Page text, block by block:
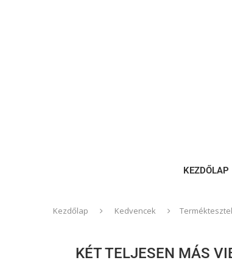
KEZDŐLAP
Kezdőlap Kedvencek
KÉT TELJESEN MÁS